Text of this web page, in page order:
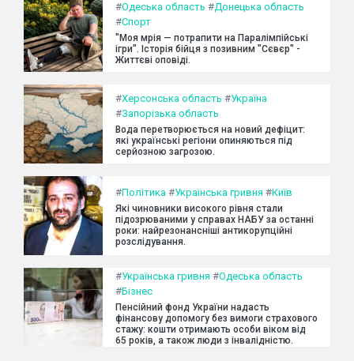
#Одеська область #Донецька область
#Спорт
"Моя мрія — потрапити на Паралімпійські
ігри". Історія бійця з позивним "Сєвєр" -
Життєві оповіді.
#Херсонська область #Україна
#Запорізька область
Вода перетворюється на новий дефіцит:
які українські регіони опиняються під
серйозною загрозою.
#Політика #Українська гривня #Київ
Які чиновники високого рівня стали
підозрюваними у справах НАБУ за останні
роки: найрезонансніші антикорупційні
розслідування.
#Українська гривня #Одеська область
#Бізнес
Пенсійний фонд України надасть
фінансову допомогу без вимоги страхового
стажу: кошти отримають особи віком від
65 років, а також люди з інвалідністю.